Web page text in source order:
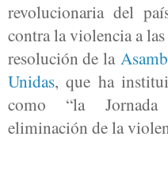
revolucionaria del
contra la violencia a
resolución de la
Unidas, que ha
como “la
eliminación de la